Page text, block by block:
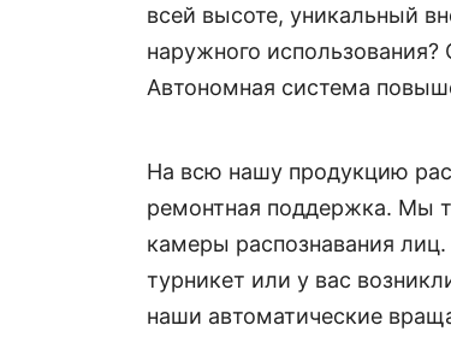
всей высоте, уникальный
наружного
Автономная система
На всю нашу продукцию
ремонтная поддержка. Мы
камеры распознавания
турникет или у вас
наши автоматические